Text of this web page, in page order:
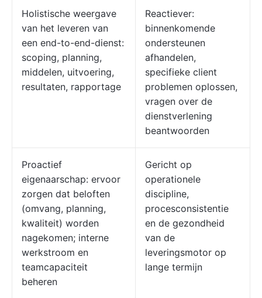
Holistische weergave
van het leveren van
een end-to-end-dienst:
scoping, planning,
middelen, uitvoering,
resultaten, rapportage
Reactiever:
binnenkomende
ondersteunen
afhandelen,
specifieke client
problemen oplossen,
vragen over de
dienstverlening
beantwoorden
Proactief
eigenaarschap: ervoor
zorgen dat beloften
(omvang, planning,
kwaliteit) worden
nagekomen; interne
werkstroom en
teamcapaciteit
beheren
Gericht op
operationele
discipline,
procesconsistentie
en de gezondheid
van de
leveringsmotor op
lange termijn